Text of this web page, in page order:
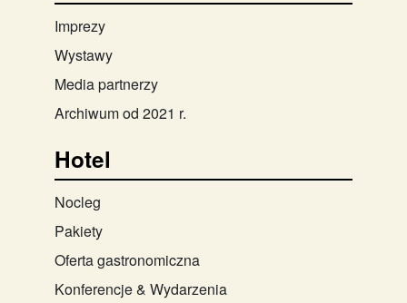
Imprezy
Wystawy
Media partnerzy
Archiwum od 2021 r.
Hotel
Nocleg
Pakiety
Oferta gastronomiczna
Konferencje & Wydarzenia